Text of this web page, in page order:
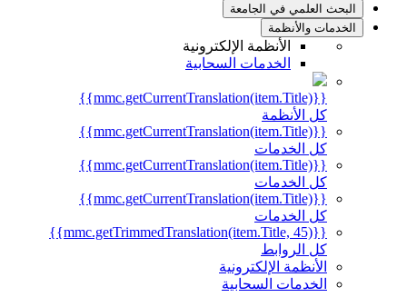
البحث العلمي في الجامعة
الخدمات والأنظمة
الأنظمة الإلكترونية
الخدمات السحابية
{{mmc.getCurrentTranslation(item.Title)}}
كل الأنظمة
{{mmc.getCurrentTranslation(item.Title)}}
كل الخدمات
{{mmc.getCurrentTranslation(item.Title)}}
كل الخدمات
{{mmc.getCurrentTranslation(item.Title)}}
كل الخدمات
{{mmc.getTrimmedTranslation(item.Title, 45)}}
كل الروابط
الأنظمة الإلكترونية
الخدمات السحابية